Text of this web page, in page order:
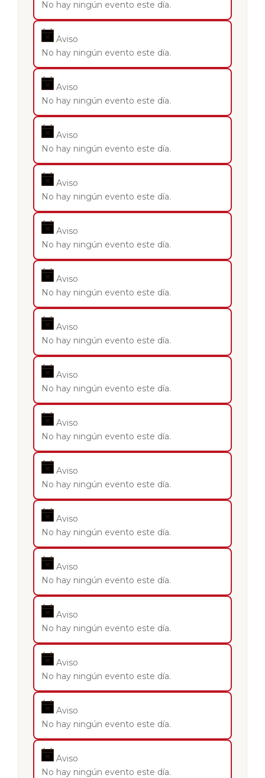
No hay ningún evento este día.
Aviso
No hay ningún evento este día.
Aviso
No hay ningún evento este día.
Aviso
No hay ningún evento este día.
Aviso
No hay ningún evento este día.
Aviso
No hay ningún evento este día.
Aviso
No hay ningún evento este día.
Aviso
No hay ningún evento este día.
Aviso
No hay ningún evento este día.
Aviso
No hay ningún evento este día.
Aviso
No hay ningún evento este día.
Aviso
No hay ningún evento este día.
Aviso
No hay ningún evento este día.
Aviso
No hay ningún evento este día.
Aviso
No hay ningún evento este día.
Aviso
No hay ningún evento este día.
Aviso
No hay ningún evento este día.